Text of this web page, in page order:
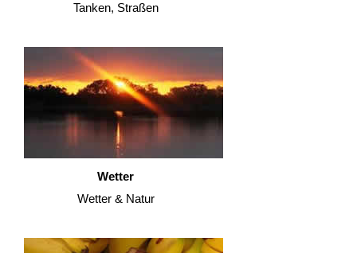
Tanken, Straßen
Wetter
Wetter & Natur